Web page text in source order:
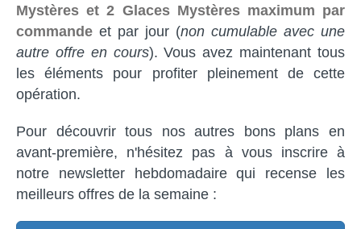
Mystères et 2 Glaces Mystères maximum par
commande et par jour (non cumulable avec une
autre offre en cours). Vous avez maintenant tous
les éléments pour profiter pleinement de cette
opération.
Pour découvrir tous nos autres bons plans en
avant-première, n'hésitez pas à vous inscrire à
notre newsletter hebdomadaire qui recense les
meilleurs offres de la semaine :